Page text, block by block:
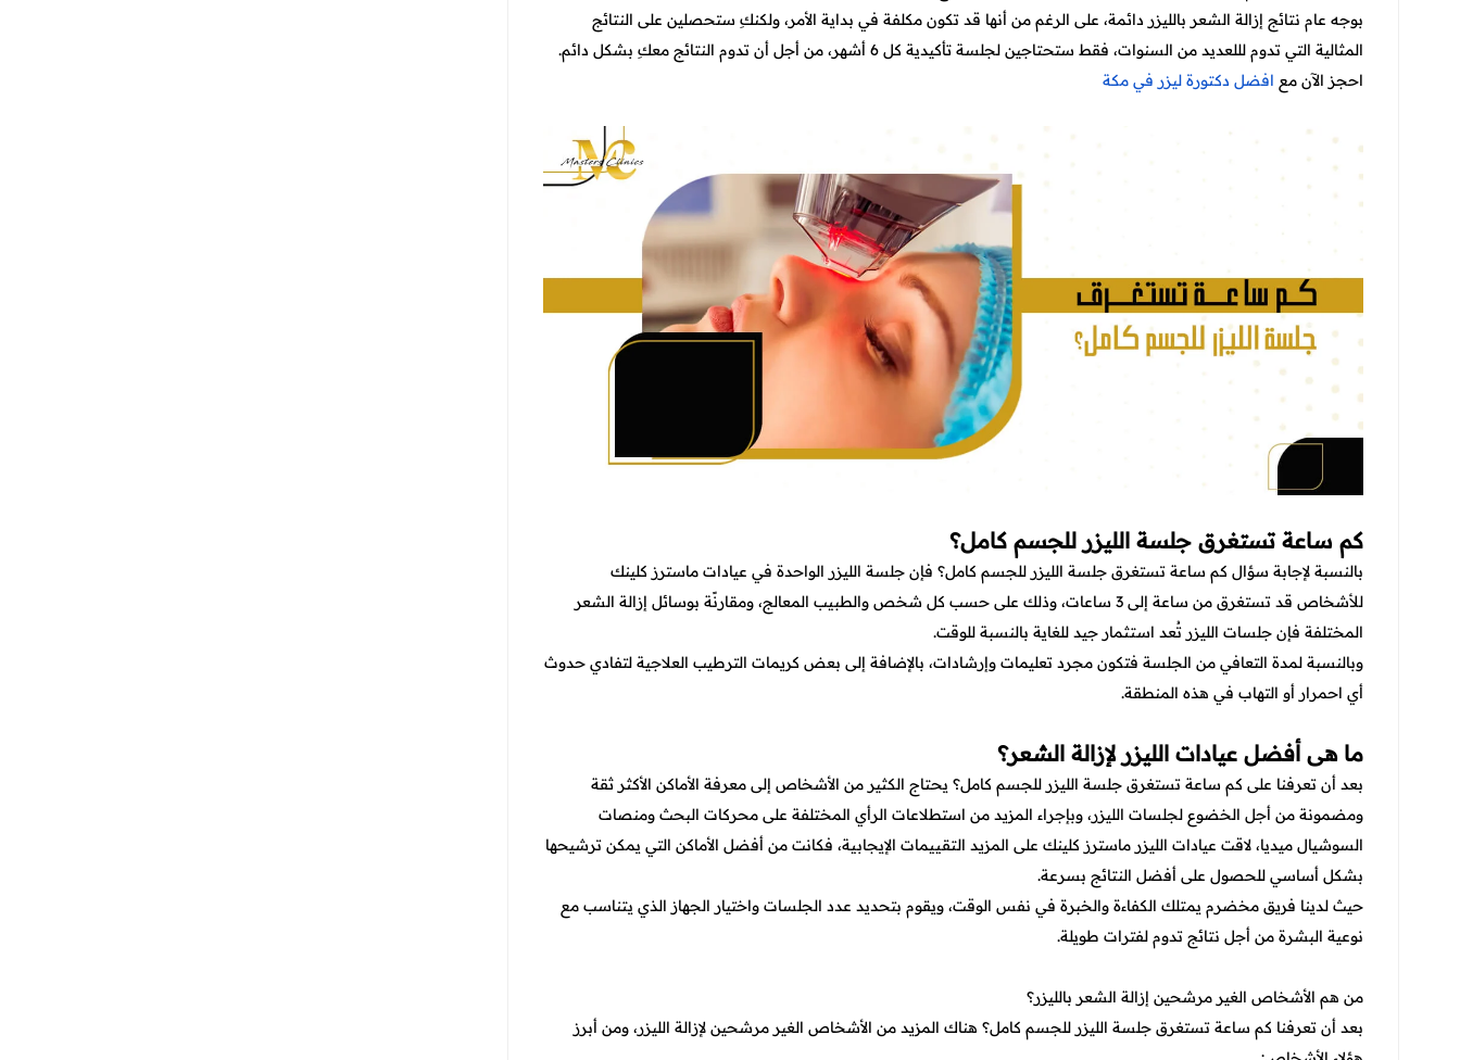
بوجه عام نتائج إزالة الشعر بالليزر دائمة، على الرغم من أنها قد تكون مكلفة في بداية الأمر، ولكنكِ ستحصلين على النتائج
المثالية التي تدوم لللعديد من السنوات، فقط ستحتاجين لجلسة تأكيدية كل 6 أشهر، من أجل أن تدوم النتائج معكِ بشكل دائم.
احجز الآن مع افضل دكتورة ليزر في مكة
كم ساعة تستغرق جلسة الليزر للجسم كامل؟
بالنسبة لإجابة سؤال كم ساعة تستغرق جلسة الليزر للجسم كامل؟ فإن جلسة الليزر الواحدة في عيادات ماسترز كلينك
للأشخاص قد تستغرق من ساعة إلى 3 ساعات، وذلك على حسب كل شخص والطبيب المعالج، ومقارنًة بوسائل إزالة الشعر
المختلفة فإن جلسات الليزر تُعد استثمار جيد للغاية بالنسبة للوقت.
وبالنسبة لمدة التعافي من الجلسة فتكون مجرد تعليمات وإرشادات، بالإضافة إلى بعض كريمات الترطيب العلاجية لتفادي حدوث
أي احمرار أو التهاب في هذه المنطقة.
ما هى أفضل عيادات الليزر لإزالة الشعر؟
بعد أن تعرفنا على كم ساعة تستغرق جلسة الليزر للجسم كامل؟ يحتاج الكثير من الأشخاص إلى معرفة الأماكن الأكثر ثقة
ومضمونة من أجل الخضوع لجلسات الليزر، وبإجراء المزيد من استطلاعات الرأي المختلفة على محركات البحث ومنصات
السوشيال ميديا، لاقت عيادات الليزر ماسترز كلينك على المزيد التقييمات الإيجابية، فكانت من أفضل الأماكن التي يمكن ترشيحها
بشكل أساسي للحصول على أفضل النتائج بسرعة.
حيث لدينا فريق مخضرم يمتلك الكفاءة والخبرة في نفس الوقت، ويقوم بتحديد عدد الجلسات واختيار الجهاز الذي يتناسب مع
نوعية البشرة من أجل نتائج تدوم لفترات طويلة.
من هم الأشخاص الغير مرشحين إزالة الشعر بالليزر؟
بعد أن تعرفنا كم ساعة تستغرق جلسة الليزر للجسم كامل؟ هناك المزيد من الأشخاص الغير مرشحين لإزالة الليزر، ومن أبرز